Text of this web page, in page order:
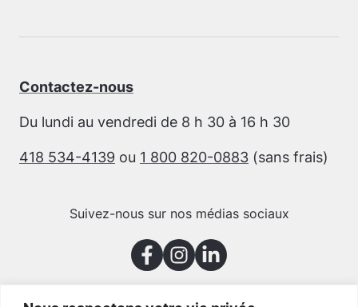
Contactez-nous
Du lundi au vendredi de 8 h 30 à 16 h 30
418 534-4139 ou 1 800 820-0883 (sans frais)
Suivez-nous sur nos médias sociaux